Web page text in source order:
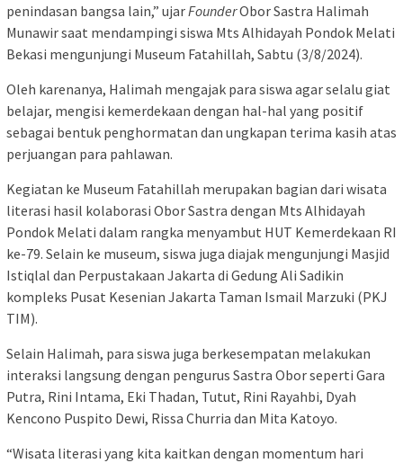
penindasan bangsa lain,” ujarFounderObor Sastra Halimah
Munawir saat mendampingi siswa Mts Alhidayah Pondok Melati
Bekasi mengunjungi Museum Fatahillah, Sabtu (3/8/2024).
Oleh karenanya, Halimah mengajak para siswa agar selalu giat
belajar, mengisi kemerdekaan dengan hal-hal yang positif
sebagai bentuk penghormatan dan ungkapan terima kasih atas
perjuangan para pahlawan.
Kegiatan ke Museum Fatahillah merupakan bagian dari wisata
literasi hasil kolaborasi Obor Sastra dengan Mts Alhidayah
Pondok Melati dalam rangka menyambut HUT Kemerdekaan RI
ke-79. Selain ke museum, siswa juga diajak mengunjungi Masjid
Istiqlal dan Perpustakaan Jakarta di Gedung Ali Sadikin
kompleks Pusat Kesenian Jakarta Taman Ismail Marzuki (PKJ
TIM).
Selain Halimah, para siswa juga berkesempatan melakukan
interaksi langsung dengan pengurus Sastra Obor seperti Gara
Putra, Rini Intama, Eki Thadan, Tutut, Rini Rayahbi, Dyah
Kencono Puspito Dewi, Rissa Churria dan Mita Katoyo.
“Wisata literasi yang kita kaitkan dengan momentum hari